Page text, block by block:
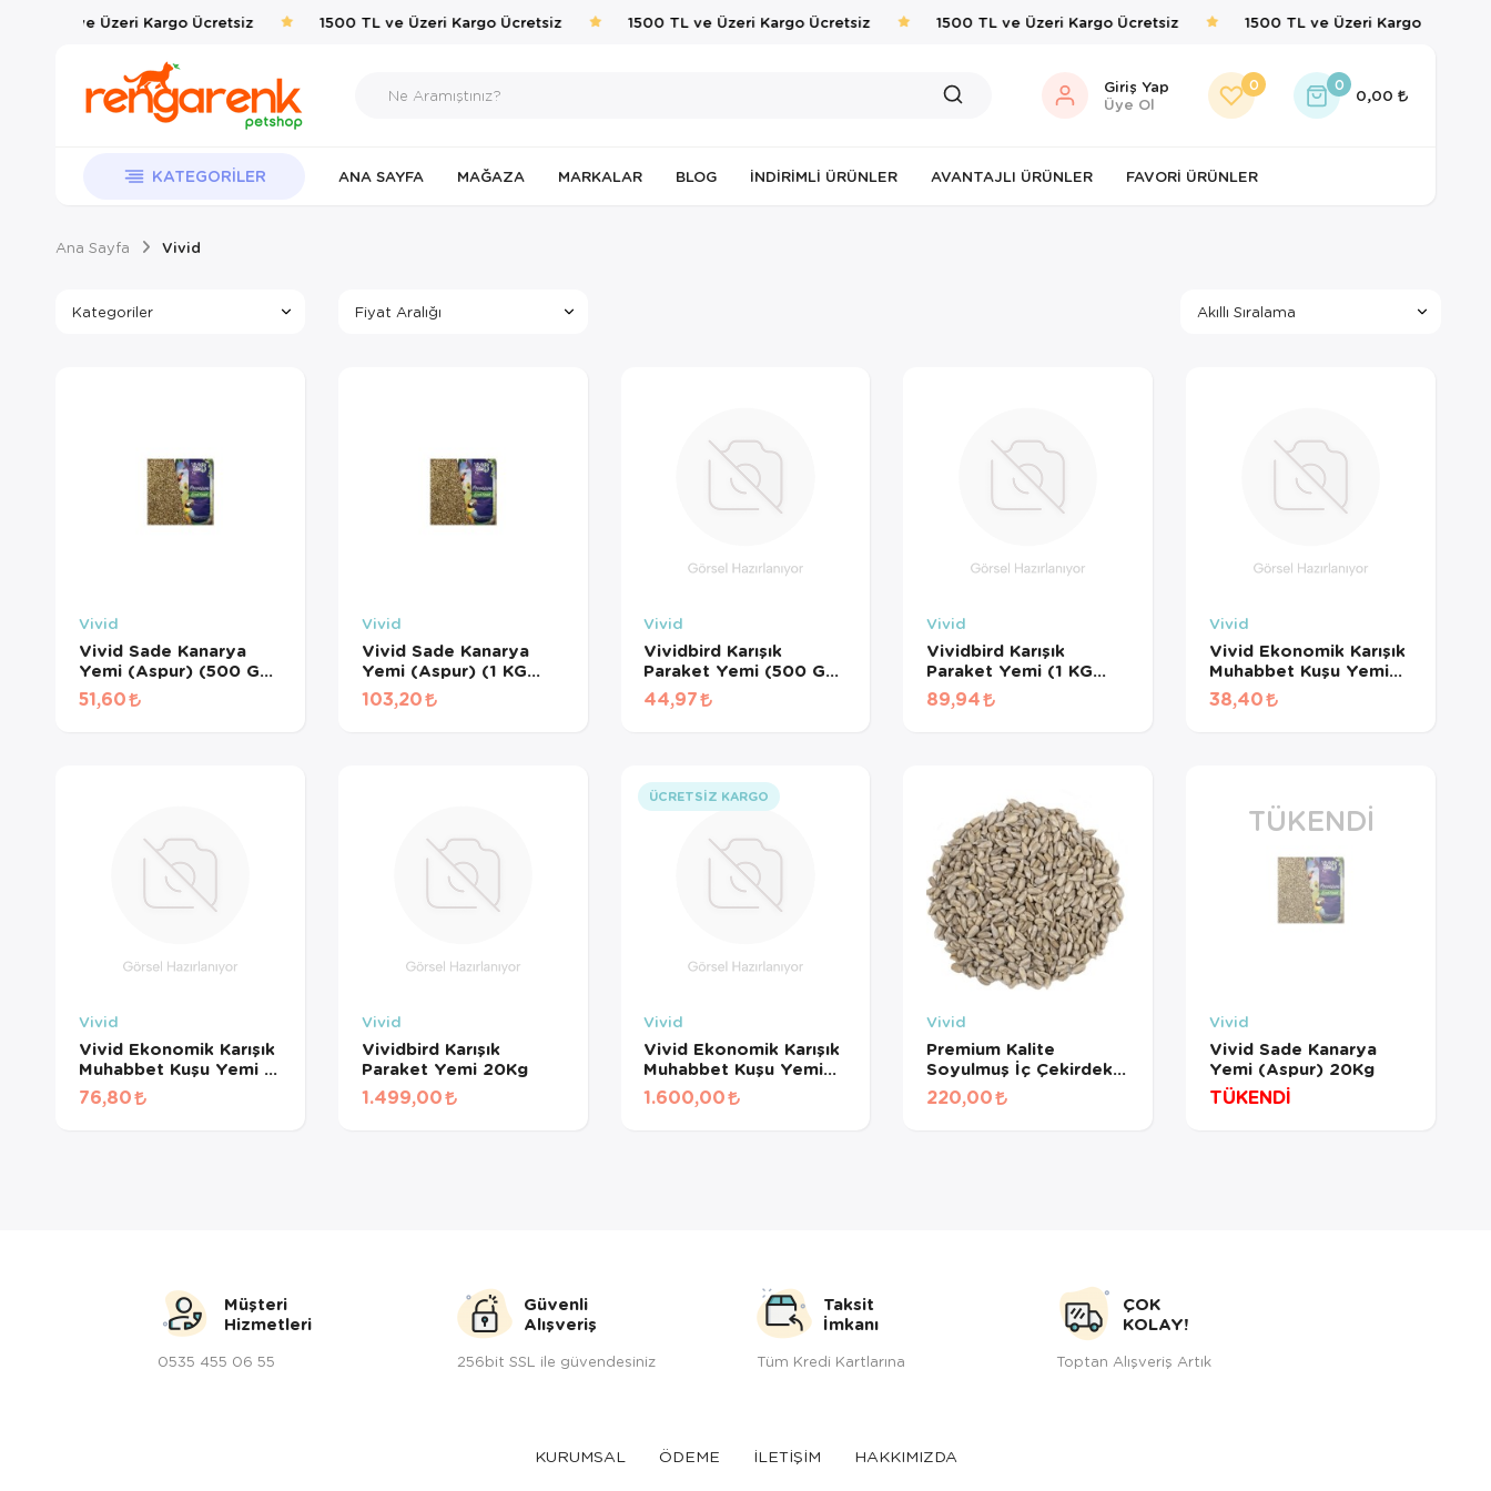
1500 TL ve Üzeri Kargo Ücretsiz 1500 TL ve Üzeri Kargo Ücretsiz 1500 TL ve Üzeri Kargo Ücretsiz 1500 TL ve Üzeri Kargo Ücretsiz 1500 TL ve Üzeri Kargo Ücretsiz
Giriş Yap
Üye Ol
0 0
0,00
KATEGORILER ANA SAYFA MAĞAZA MARKALAR BLOG İNDIRIMLI ÜRÜNLER AVANTAJLI ÜRÜNLER FAVORI ÜRÜNLER
Ana Sayfa Vivid
Kategoriler Fiyat Aralığı
Vivid
Vivid Sade Kanarya
Yemi (Aspur) (500 GR
BÖLÜNMÜŞ)
51,60
Vivid
Vivid Sade Kanarya
Yemi (Aspur) (1 KG
BÖLÜNMÜŞ)
103,20
Vivid
Vividbird Karışık
Paraket Yemi (500 GR
BÖLÜNMÜŞ)
44,97
Vivid
Vividbird Karışık
Paraket Yemi (1 KG
BÖLÜNMÜŞ)
89,94
Vivid
Vivid Ekonomik Karışık
Muhabbet Kuşu Yemi
(500 GR BÖLÜNMÜŞ)
38,40
Vivid
Vivid Ekonomik Karışık
Muhabbet Kuşu Yemi (1
KG BÖLÜNMÜŞ)
76,80
Vivid
Vividbird Karışık
Paraket Yemi 20Kg
1.499,00
ÜCRETSIZ KARGO
Vivid
Vivid Ekonomik Karışık
Muhabbet Kuşu Yemi
25 Kg
1.600,00
Vivid
Premium Kalite
Soyulmuş İç Çekirdek 1
Kg
220,00
TÜKENDI
Vivid
Vivid Sade Kanarya
Yemi (Aspur) 20Kg
TÜKENDİ
Müşteri
Hizmetleri
0535 455 06 55
Güvenli
Alışveriş
256bit SSL ile güvendesiniz
Taksit
İmkanı
Tüm Kredi Kartlarına
ÇOK
KOLAY!
Toptan Alışveriş Artık
KURUMSAL ÖDEME İLETİŞİM HAKKIMIZDA